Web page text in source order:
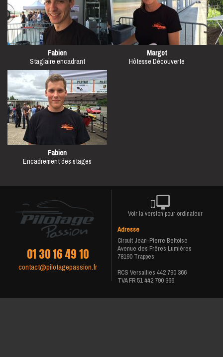
Fabien
Stagiaire encadrant
Margot
Hôtesse Découverte
Fabien
Encadrement des stages
01 30 16 49 10
contact@pilotagepassion.fr
Voir la version pour ordinateur
Adresse
Circuit Jean-Pierre Beltoise
Avenue des Frêres Lumières
78190 Trappes
RCS Versailles 442 790 366
TVA FR 51 442 790 366